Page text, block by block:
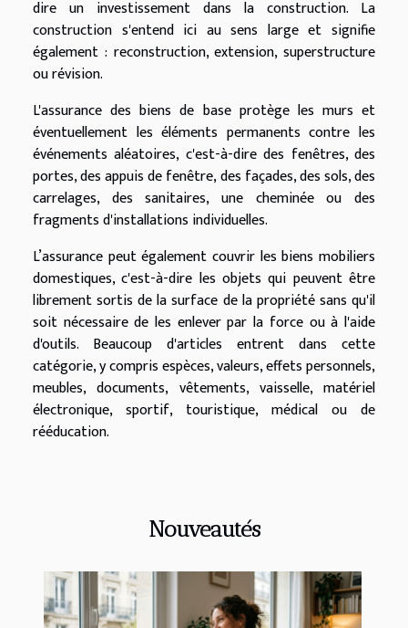
dire un investissement dans la construction. La
construction s'entend ici au sens large et signifie
également : reconstruction, extension, superstructure
ou révision.
L'assurance des biens de base protège les murs et
éventuellement les éléments permanents contre les
événements aléatoires, c'est-à-dire des fenêtres, des
portes, des appuis de fenêtre, des façades, des sols, des
carrelages, des sanitaires, une cheminée ou des
fragments d'installations individuelles.
L’assurance peut également couvrir les biens mobiliers
domestiques, c'est-à-dire les objets qui peuvent être
librement sortis de la surface de la propriété sans qu'il
soit nécessaire de les enlever par la force ou à l'aide
d'outils. Beaucoup d'articles entrent dans cette
catégorie, y compris espèces, valeurs, effets personnels,
meubles, documents, vêtements, vaisselle, matériel
électronique, sportif, touristique, médical ou de
rééducation.
Nouveautés